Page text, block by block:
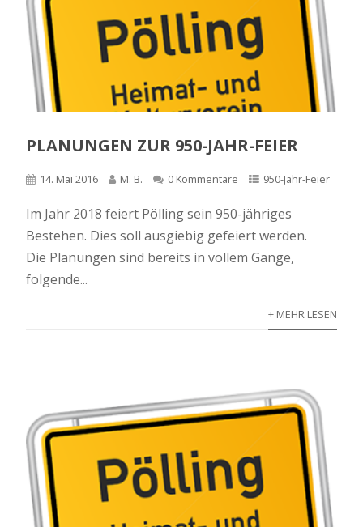
PLANUNGEN ZUR 950-JAHR-FEIER
14. Mai 2016 M. B. 0 Kommentare 950-Jahr-Feier
Im Jahr 2018 feiert Pölling sein 950-jähriges
Bestehen. Dies soll ausgiebig gefeiert werden.
Die Planungen sind bereits in vollem Gange,
folgende...
+ MEHR LESEN